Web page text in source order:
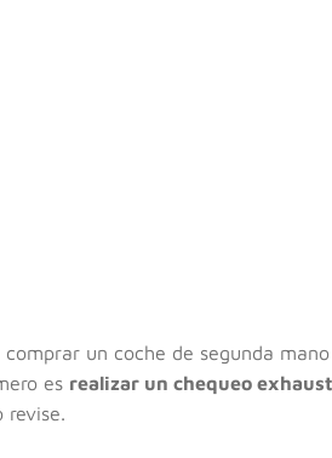
un coche de segunda
es realizar un chequeo
revise.